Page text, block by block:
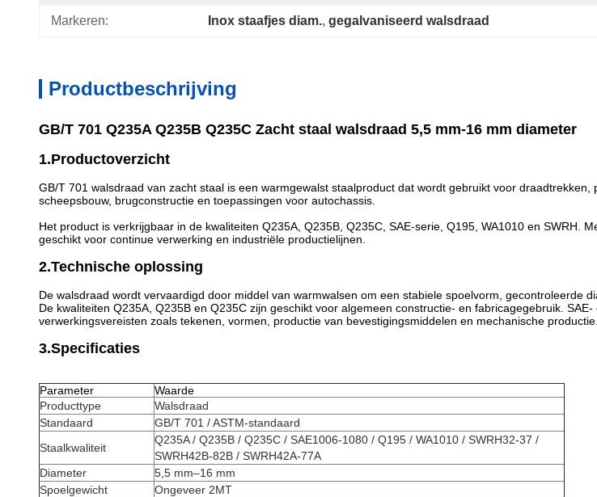
Markeren: Inox staafjes diam., gegalvaniseerd walsdraad
Productbeschrijving
GB/T 701 Q235A Q235B Q235C Zacht staal walsdraad 5,5 mm-16 mm diameter
1.Productoverzicht
GB/T 701 walsdraad van zacht staal is een warmgewalst staalproduct dat wordt gebruikt voor
scheepsbouw, brugconstructie en toepassingen voor autochassis.
Het product is verkrijgbaar in de kwaliteiten Q235A, Q235B, Q235C, SAE-serie, Q195, WA1010 en SWRH.
geschikt voor continue verwerking en industriële productielijnen.
2.Technische oplossing
De walsdraad wordt vervaardigd door middel van warmwalsen om een ​​stabiele spoelvorm, gecontroleerde
De kwaliteiten Q235A, Q235B en Q235C zijn geschikt voor algemeen constructie- en fabricagegebruik.
verwerkingsvereisten zoals tekenen, vormen, productie van bevestigingsmiddelen en mechanische productie.
3.Specificaties
Parameter
Waarde
Producttype
Walsdraad
Standaard
GB/T 701 / ASTM-standaard
Staalkwaliteit
Q235A / Q235B / Q235C / SAE1006-1080 / Q195 / WA1010 / SWRH32-37 /
SWRH42B-82B / SWRH42A-77A
Diameter
5,5 mm–16 mm
Spoelgewicht
Ongeveer 2MT